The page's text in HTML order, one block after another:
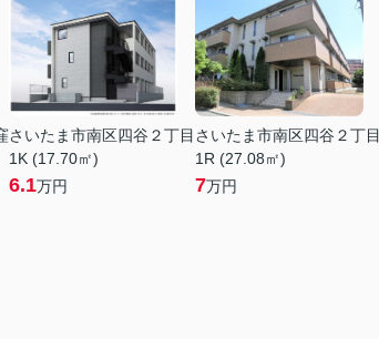
さいたま市南区四谷２丁目
1K (17.70㎡)
6.1万円
さいたま市南区四谷２丁目
1R (27.08㎡)
7万円